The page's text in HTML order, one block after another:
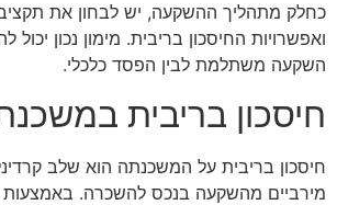
כחלק מתהליך ההשקעה, יש לבחון את
ואפשרויות החיסכון בריבית. מימון נכון יכול
השקעה משתלמת לבין הפסד כלכלי.
חיסכון בריבית
חיסכון בריבית על המשכנתה הוא שלב
מירביים מהשקעה בנכס להשכרה. באמצעות